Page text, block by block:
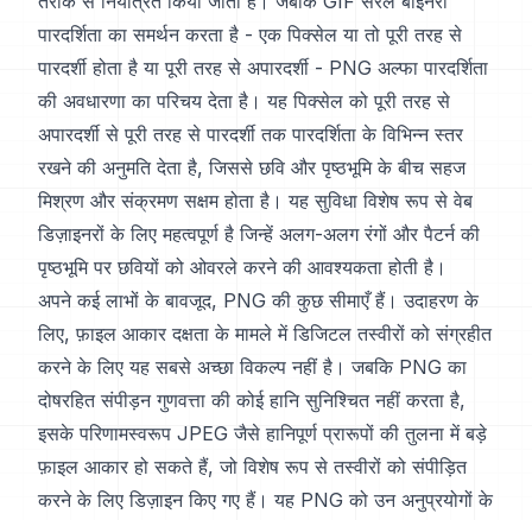
पारदर्शिता का समर्थन करता है - एक पिक्सेल या तो पूरी तरह से
पारदर्शी होता है या पूरी तरह से अपारदर्शी - PNG अल्फा पारदर्शिता
की अवधारणा का परिचय देता है। यह पिक्सेल को पूरी तरह से
अपारदर्शी से पूरी तरह से पारदर्शी तक पारदर्शिता के विभिन्न स्तर
रखने की अनुमति देता है, जिससे छवि और पृष्ठभूमि के बीच सहज
मिश्रण और संक्रमण सक्षम होता है। यह सुविधा विशेष रूप से वेब
डिज़ाइनरों के लिए महत्वपूर्ण है जिन्हें अलग-अलग रंगों और पैटर्न की
पृष्ठभूमि पर छवियों को ओवरले करने की आवश्यकता होती है।
अपने कई लाभों के बावजूद, PNG की कुछ सीमाएँ हैं। उदाहरण के
लिए, फ़ाइल आकार दक्षता के मामले में डिजिटल तस्वीरों को संग्रहीत
करने के लिए यह सबसे अच्छा विकल्प नहीं है। जबकि PNG का
दोषरहित संपीड़न गुणवत्ता की कोई हानि सुनिश्चित नहीं करता है,
इसके परिणामस्वरूप JPEG जैसे हानिपूर्ण प्रारूपों की तुलना में बड़े
फ़ाइल आकार हो सकते हैं, जो विशेष रूप से तस्वीरों को संपीड़ित
करने के लिए डिज़ाइन किए गए हैं। यह PNG को उन अनुप्रयोगों के